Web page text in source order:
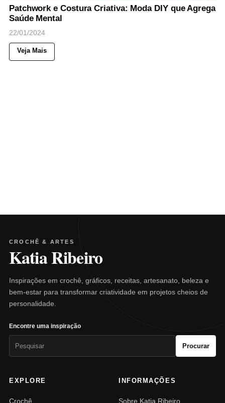
Patchwork e Costura Criativa: Moda DIY que Agrega
Saúde Mental
22/01/2024
Veja Mais
CROCHÊ & ARTES
Katia Ribeiro
Inspirações em crochê, gráficos, receitas, artesanato, beleza e
bem-estar para transformar criatividade em projetos cheios de
personalidade.
Encontre uma inspiração
Procurar
EXPLORE
Crochê
INFORMAÇÕES
Sobre Katia Ribeiro